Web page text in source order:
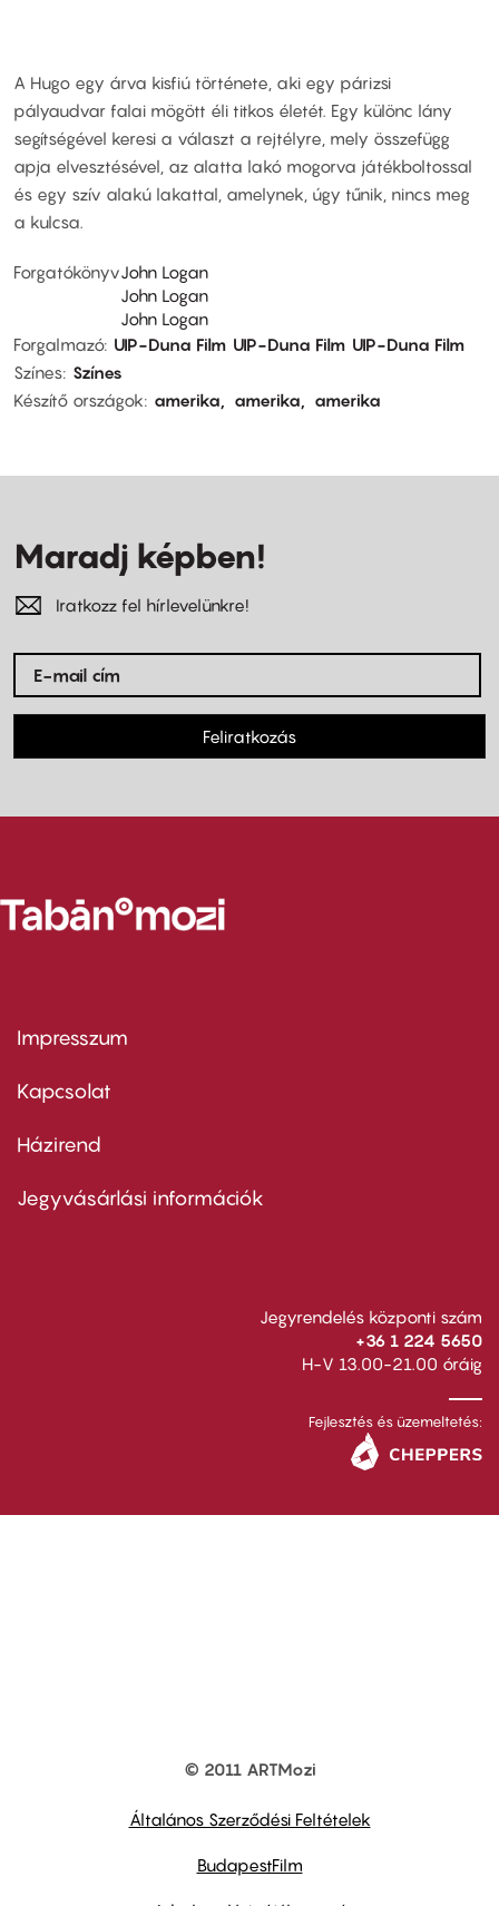
A Hugo egy árva kisfiú története, aki egy párizsi
pályaudvar falai mögött éli titkos életét. Egy különc lány
segítségével keresi a választ a rejtélyre, mely összefügg
apja elvesztésével, az alatta lakó mogorva játékboltossal
és egy szív alakú lakattal, amelynek, úgy tűnik, nincs meg
a kulcsa.
ForgatókönyvJohn Logan
John Logan
John Logan
Forgalmazó UIP-Duna Film UIP-Duna Film UIP-Duna Film
Színes Színes
Készítő országok
amerika amerika amerika
Maradj képben!
Iratkozz fel hírlevelünkre!
Feliratkozás
Footer
first
Impresszum
Kapcsolat
Footer
second
Házirend
Jegyvásárlási információk
Jegyrendelés központi szám
+36 1 224 5650
H-V 13.00-21.00 óráig
Fejlesztés és üzemeltetés:
© 2011 ARTMozi
Általános Szerződési Feltételek
BudapestFilm